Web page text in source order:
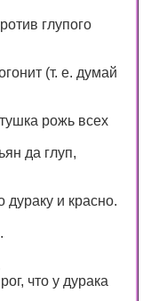
глупого
(т. е. думай
рожь всех
да глуп,
дураку и красно.
что у дурака